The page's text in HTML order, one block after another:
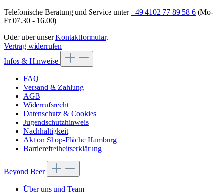
Telefonische Beratung und Service unter+49 4102 77 89 58 6 (Mo-
Fr 07.30 - 16.00)
Oder über unserKontaktformular.
Vertrag widerrufen
Infos & Hinweise
FAQ
Versand & Zahlung
AGB
Widerrufsrecht
Datenschutz & Cookies
Jugendschutzhinweis
Nachhaltigkeit
Aktion Shop-Fläche Hamburg
Barrierefreiheitserklärung
Beyond Beer
Über uns und Team